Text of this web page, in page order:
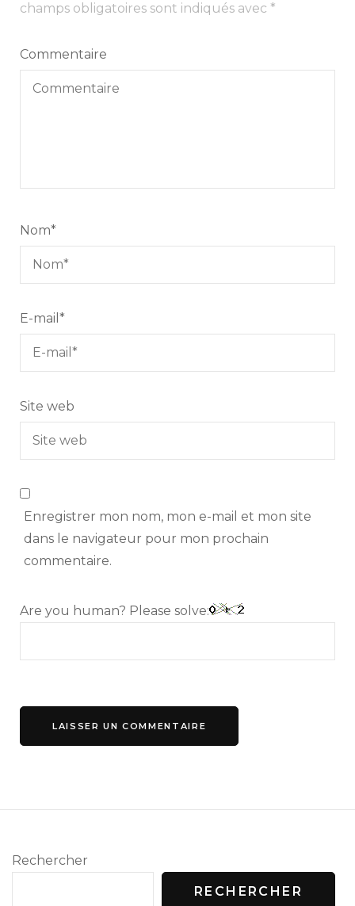
champs obligatoires sont indiqués avec *
Commentaire
Nom*
E-mail *
Site web
Enregistrer mon nom, mon e-mail et mon site
dans le navigateur pour mon prochain
commentaire.
Are you human? Please solve:
Rechercher
RECHERCHER